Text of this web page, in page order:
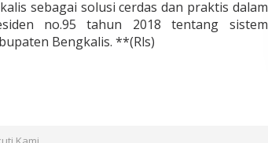
sebagai solusi cerdas dan praktis dalam
no.95 tahun 2018 tentang sistem
Bengkalis. **(Rls)